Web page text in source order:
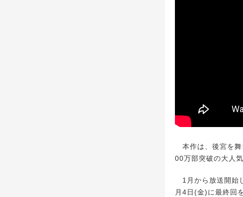
本作は、後宮を舞
00万部突破の大人
1月から放送開始
月4日(金)に最終回